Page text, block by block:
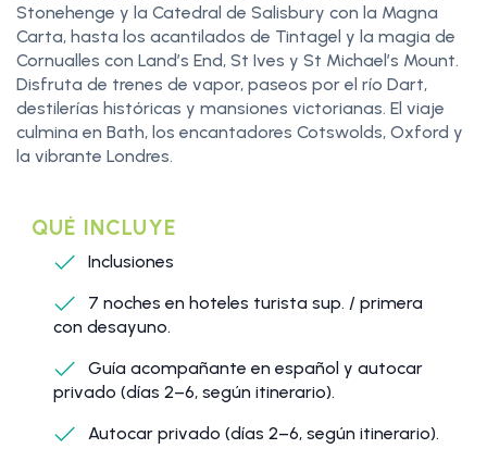
Stonehenge y la Catedral de Salisbury con la Magna
Carta, hasta los acantilados de Tintagel y la magia de
Cornualles con Land’s End, St Ives y St Michael’s Mount.
Disfruta de trenes de vapor, paseos por el río Dart,
destilerías históricas y mansiones victorianas. El viaje
culmina en Bath, los encantadores Cotswolds, Oxford y
la vibrante Londres.
QUÉ INCLUYE
Inclusiones
7 noches en hoteles turista sup. / primera
con desayuno.
Guía acompañante en español y autocar
privado (días 2–6, según itinerario).
Autocar privado (días 2–6, según itinerario).